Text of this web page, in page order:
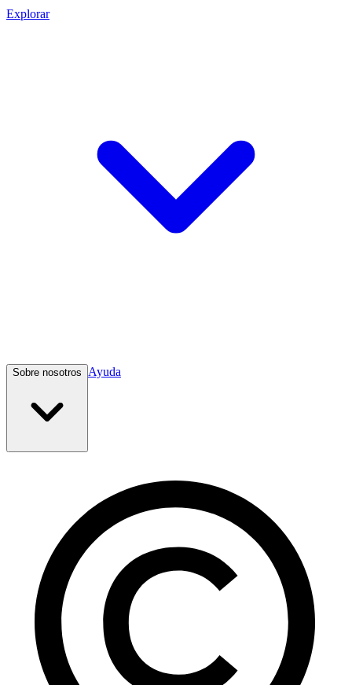
Explorar
Sobre nosotros Ayuda